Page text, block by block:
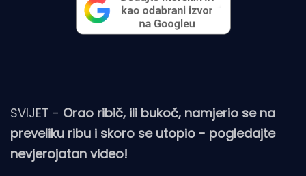
SVIJET - Orao ribič, ili bukoč, namjerio se na
preveliku ribu i skoro se utopio - pogledajte
nevjerojatan video!